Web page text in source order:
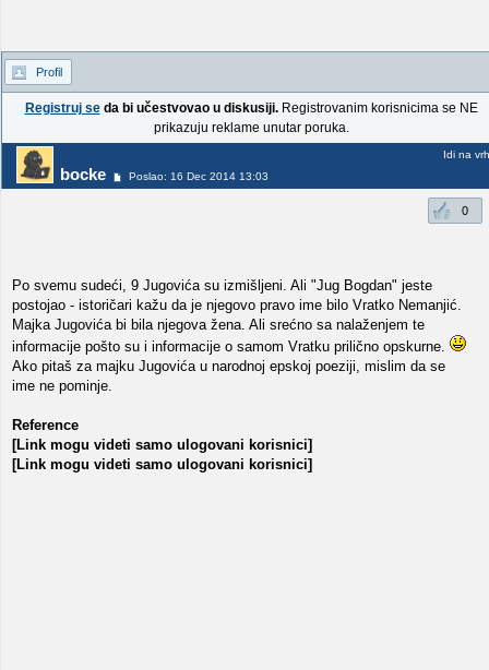
Profil
Registruj seda bi učestvovao u diskusiji.Registrovanim korisnicima se NE
prikazuju reklame unutar poruka.
bocke Poslao: 16 Dec 2014 13:03
Idi na vrh
0
Po svemu sudeći, 9 Jugovića su izmišljeni. Ali "Jug Bogdan" jeste
postojao - istoričari kažu da je njegovo pravo ime bilo Vratko Nemanjić.
Majka Jugovića bi bila njegova žena. Ali srećno sa nalaženjem te
informacije pošto su i informacije o samom Vratku prilično opskurne.
Ako pitaš za majku Jugovića u narodnoj epskoj poeziji, mislim da se
ime ne pominje.
Reference
[Link mogu videti samo ulogovani korisnici]
[Link mogu videti samo ulogovani korisnici]